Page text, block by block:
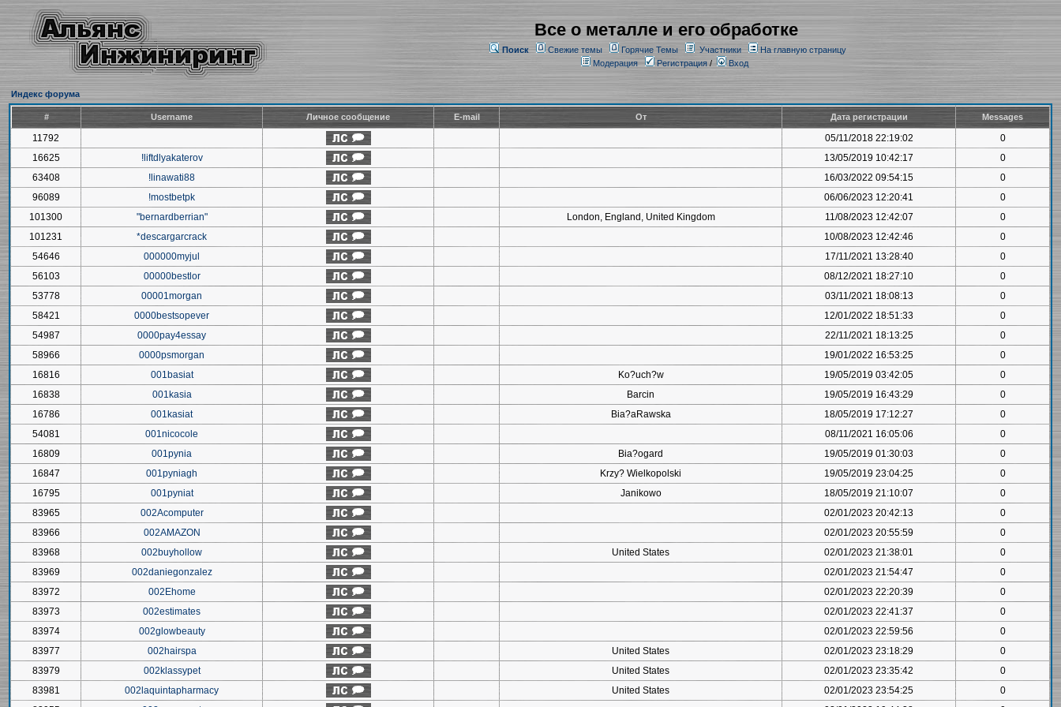
Все о металле и его обработке
Поиск Свежие темы Горячие Темы Участники
На главную страницу
Модерация
Регистрация/ Вход
Индекс форума
# Username Личное сообщение E-mail От Дата регистрации Messages
11792 05/11/2018 22:19:02
0
16625
!liftdlyakaterov 13/05/2019 10:42:17
0
63408
!linawati88 16/03/2022 09:54:15
0
96089
!mostbetpk 06/06/2023 12:20:41
0
101300
"bernardberrian" London, England, United Kingdom 11/08/2023 12:42:07
0
101231
*descargarcrack 10/08/2023 12:42:46
0
54646
000000myjul 17/11/2021 13:28:40
0
56103
00000bestlor 08/12/2021 18:27:10
0
53778
00001morgan 03/11/2021 18:08:13
0
58421
0000bestsopever 12/01/2022 18:51:33
0
54987
0000pay4essay 22/11/2021 18:13:25
0
58966
0000psmorgan 19/01/2022 16:53:25
0
16816
001basiat Ko?uch?w 19/05/2019 03:42:05
0
16838
001kasia Barcin 19/05/2019 16:43:29
0
16786
001kasiat Bia?aRawska 18/05/2019 17:12:27
0
54081
001nicocole 08/11/2021 16:05:06
0
16809
001pynia Bia?ogard 19/05/2019 01:30:03
0
16847
001pyniagh Krzy? Wielkopolski 19/05/2019 23:04:25
0
16795
001pyniat Janikowo 18/05/2019 21:10:07
0
83965
002Acomputer 02/01/2023 20:42:13
0
83966
002AMAZON 02/01/2023 20:55:59
0
83968
002buyhollow United States 02/01/2023 21:38:01
0
83969
002daniegonzalez 02/01/2023 21:54:47
0
83972
002Ehome 02/01/2023 22:20:39
0
83973
002estimates 02/01/2023 22:41:37
0
83974
002glowbeauty 02/01/2023 22:59:56
0
83977
002hairspa United States 02/01/2023 23:18:29
0
83979
002klassypet United States 02/01/2023 23:35:42
0
83981
002laquintapharmacy United States 02/01/2023 23:54:25
0